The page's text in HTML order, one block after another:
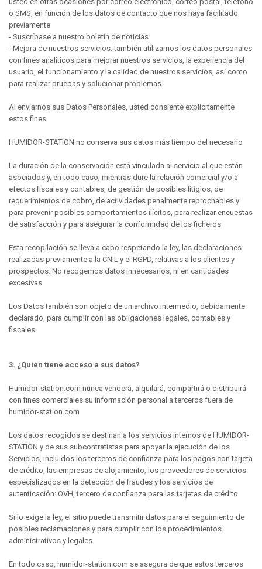
o SMS, en función de los datos de contacto que nos haya facilitado
previamente
- Suscríbase a nuestro boletín de noticias
- Mejora de nuestros servicios: también utilizamos los datos personales
con fines analíticos para mejorar nuestros servicios, la experiencia del
usuario, el funcionamiento y la calidad de nuestros servicios, así como
para realizar pruebas y solucionar problemas
Al enviarnos sus Datos Personales, usted consiente explícitamente
estos fines
HUMIDOR-STATION no conserva sus datos más tiempo del necesario
La duración de la conservación está vinculada al servicio al que están
asociados y, en todo caso, mientras dure la relación comercial y/o a
efectos fiscales y contables, de gestión de posibles litigios, de
requerimientos de cobro, de actividades penalmente reprochables y
para prevenir posibles comportamientos ilícitos, para realizar encuestas
de satisfacción y para asegurar la conformidad de los ficheros
Esta recopilación se lleva a cabo respetando la ley, las declaraciones
realizadas previamente a la CNIL y el RGPD, relativas a los clientes y
prospectos. No recogemos datos innecesarios, ni en cantidades
excesivas
Los Datos también son objeto de un archivo intermedio, debidamente
declarado, para cumplir con las obligaciones legales, contables y
fiscales
3. ¿Quién tiene acceso a sus datos?
Humidor-station.com nunca venderá, alquilará, compartirá o distribuirá
con fines comerciales su información personal a terceros fuera de
humidor-station.com
Los datos recogidos se destinan a los servicios internos de HUMIDOR-
STATION y de sus subcontratistas para apoyar la ejecución de los
Servicios, incluidos los terceros de confianza para los pagos con tarjeta
de crédito, las empresas de alojamiento, los proveedores de servicios
especializados en la detección de fraudes y los servicios de
autenticación: OVH, tercero de confianza para las tarjetas de crédito
Si lo exige la ley, el sitio puede transmitir datos para el seguimiento de
posibles reclamaciones y para cumplir con los procedimientos
administrativos y legales
En todo caso, humidor-station.com se asegura de que estos terceros